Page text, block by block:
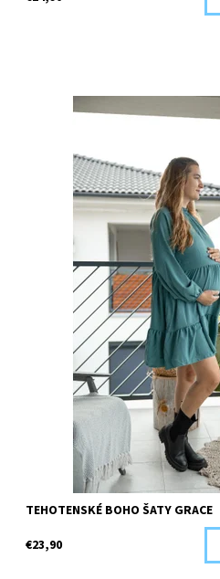
TEHOTENSKÉ BOHO ŠATY GRACE
€23,90